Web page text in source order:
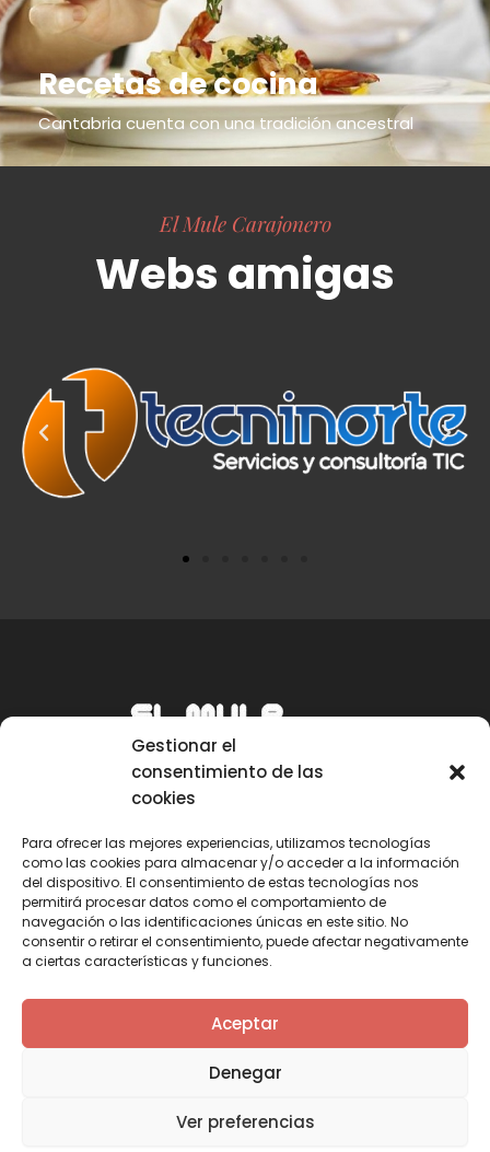
Gestionar el
consentimiento de las
cookies
Para ofrecer las mejores experiencias, utilizamos tecnologías
como las cookies para almacenar y/o acceder a la información
del dispositivo. El consentimiento de estas tecnologías nos
permitirá procesar datos como el comportamiento de
navegación o las identificaciones únicas en este sitio. No
consentir o retirar el consentimiento, puede afectar negativamente
a ciertas características y funciones.
Aceptar
Denegar
Ver preferencias
Recetas de cocina
Cantabria cuenta con una tradición ancestral
El Mule Carajonero
Webs amigas
Email
mule@mulecarajonero.com
Síguenos en redes sociales
a
T
w
i
t
e
Y
o
u
t
b
n